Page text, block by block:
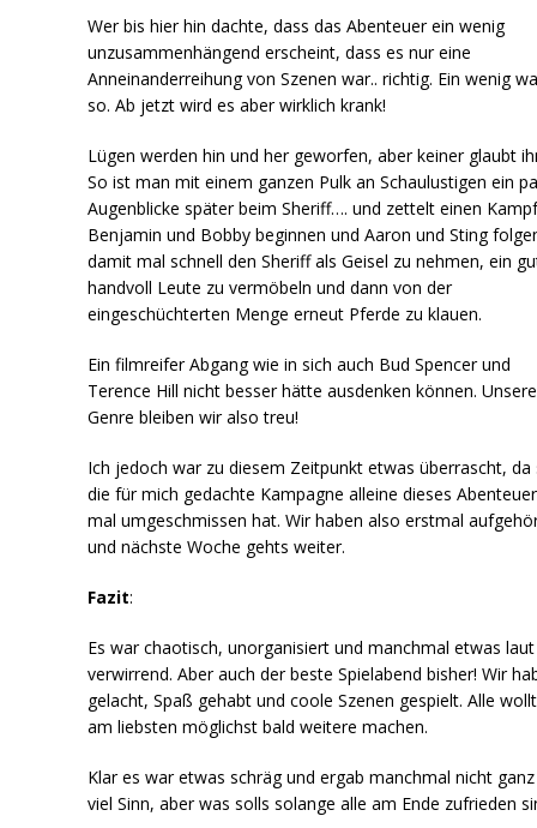
Wer bis hier hin dachte, dass das Abenteuer ein wenig
unzusammenhängend erscheint, dass es nur eine
Anneinanderreihung von Szenen war.. richtig. Ein wenig
so. Ab jetzt wird es aber wirklich krank!
Lügen werden hin und her geworfen, aber keiner glaubt
So ist man mit einem ganzen Pulk an Schaulustigen ein
Augenblicke später beim Sheriff…. und zettelt einen
Benjamin und Bobby beginnen und Aaron und Sting
damit mal schnell den Sheriff als Geisel zu nehmen, ein
handvoll Leute zu vermöbeln und dann von der
eingeschüchterten Menge erneut Pferde zu klauen.
Ein filmreifer Abgang wie in sich auch Bud Spencer und
Terence Hill nicht besser hätte ausdenken können.
Genre bleiben wir also treu!
Ich jedoch war zu diesem Zeitpunkt etwas überrascht, da
die für mich gedachte Kampagne alleine dieses
mal umgeschmissen hat. Wir haben also erstmal
und nächste Woche gehts weiter.
Fazit:
Es war chaotisch, unorganisiert und manchmal etwas
verwirrend. Aber auch der beste Spielabend bisher! Wir
gelacht, Spaß gehabt und coole Szenen gespielt. Alle
am liebsten möglichst bald weitere machen.
Klar es war etwas schräg und ergab manchmal nicht
viel Sinn, aber was solls solange alle am Ende zufrieden